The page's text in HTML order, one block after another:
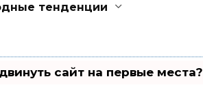
тенденции
сайт на первые места?